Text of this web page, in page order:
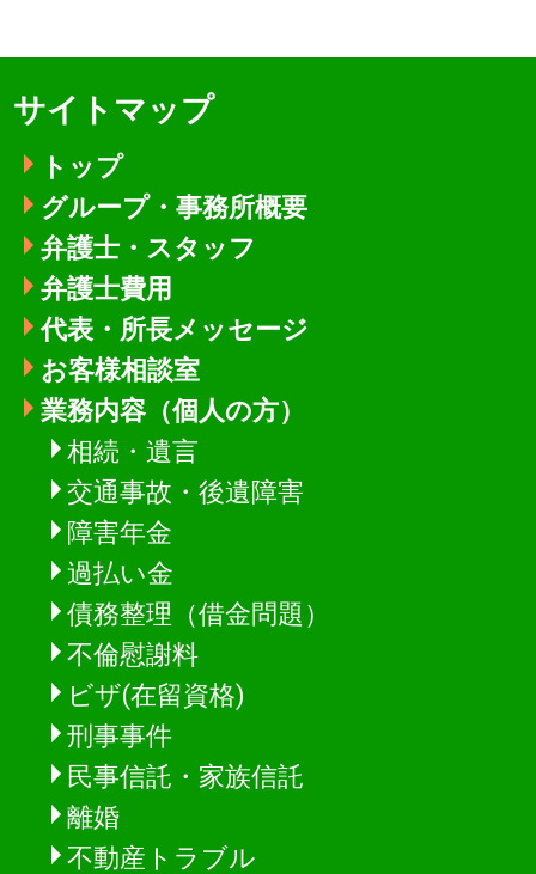
サイトマップ
トップ
グループ・事務所概要
弁護士・スタッフ
弁護士費用
代表・所長メッセージ
お客様相談室
業務内容（個人の方）
相続・遺言
交通事故・後遺障害
障害年金
過払い金
債務整理（借金問題）
不倫慰謝料
ビザ(在留資格)
刑事事件
民事信託・家族信託
離婚
不動産トラブル